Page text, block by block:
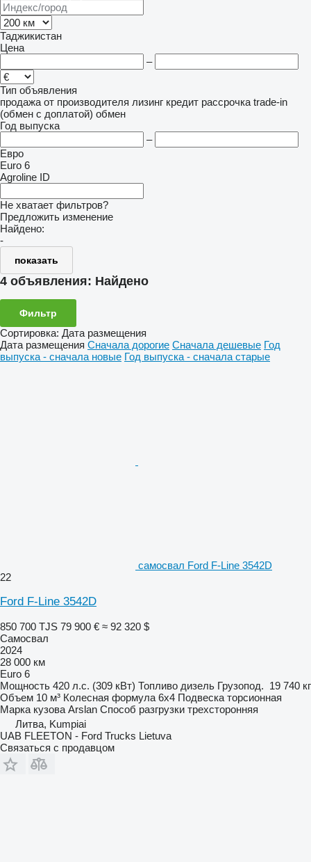
Таджикистан
Цена
–
Тип объявления
продажа от производителя лизинг кредит рассрочка trade-in
(обмен с доплатой) обмен
Год выпуска
–
Евро
Euro 6
Agroline ID
Не хватает фильтров?
Предложить изменение
Найдено:
-
показать
4 объявления: Найдено
Фильтр
Сортировка: Дата размещения
Дата размещения Сначала дорогие Сначала дешевые Год
выпуска - сначала новые Год выпуска - сначала старые
самосвал Ford F-Line 3542D
22
Ford F-Line 3542D
850 700 TJS 79 900 € ≈ 92 320 $
Самосвал
2024
28 000 км
Euro 6
Мощность 420 л.с. (309 кВт) Топливо дизель Грузопод. 19 740 кг
Объем 10 м³ Колесная формула 6x4 Подвеска торсионная
Марка кузова Arslan Способ разгрузки трехсторонняя
Литва, Kumpiai
UAB FLEETON - Ford Trucks Lietuva
Связаться с продавцом